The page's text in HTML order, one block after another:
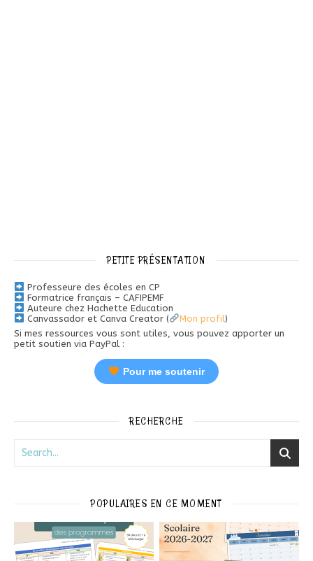
PETITE PRÉSENTATION
Professeure des écoles en CP
Formatrice français – CAFIPEMF
Auteure chez Hachette Education
Canvassador et Canva Creator (
Mon profil)
Si mes ressources vous sont utiles, vous pouvez apporter un
petit soutien via PayPal :
Pour me soutenir
RECHERCHE
POPULAIRES EN CE MOMENT